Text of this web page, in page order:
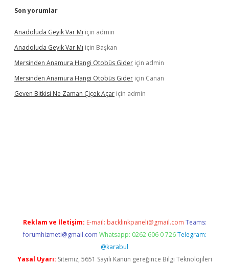
Son yorumlar
Anadoluda Geyik Var Mı için admin
Anadoluda Geyik Var Mı için Başkan
Mersinden Anamura Hangi Otobüs Gider için admin
Mersinden Anamura Hangi Otobüs Gider için Canan
Geven Bitkisi Ne Zaman Çiçek Açar için admin
Reklam ve İletişim: E-mail: backlinkpaneli@gmail.com Teams:
forumhizmeti@gmail.com Whatsapp: 0262 606 0 726 Telegram:
@karabul
Yasal Uyarı: Sitemiz, 5651 Sayılı Kanun gereğince Bilgi Teknolojileri